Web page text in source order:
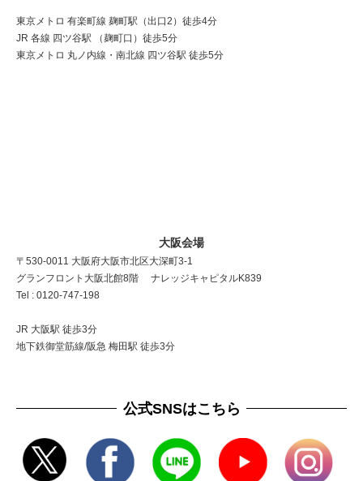
東京メトロ 有楽町線 麹町駅（出口2）徒歩4分
JR 各線 四ツ谷駅 （麹町口）徒歩5分
東京メトロ 丸ノ内線・南北線 四ツ谷駅 徒歩5分
大阪会場
〒530-0011 大阪府大阪市北区大深町3-1
グランフロント大阪北館8階 ナレッジキャピタルK839
Tel : 0120-747-198
JR 大阪駅 徒歩3分
地下鉄御堂筋線/阪急 梅田駅 徒歩3分
公式SNSはこちら